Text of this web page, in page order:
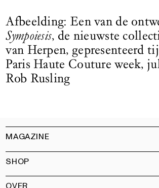
Afbeelding: Een van de
Sympoiesis, de ­nieuwste
van ­Herpen, gepresenteerd
Paris Haute ­Couture week,
Rob Rusling
MAGAZINE
Klantenservice
Verkooppunten
SHOP
OVER